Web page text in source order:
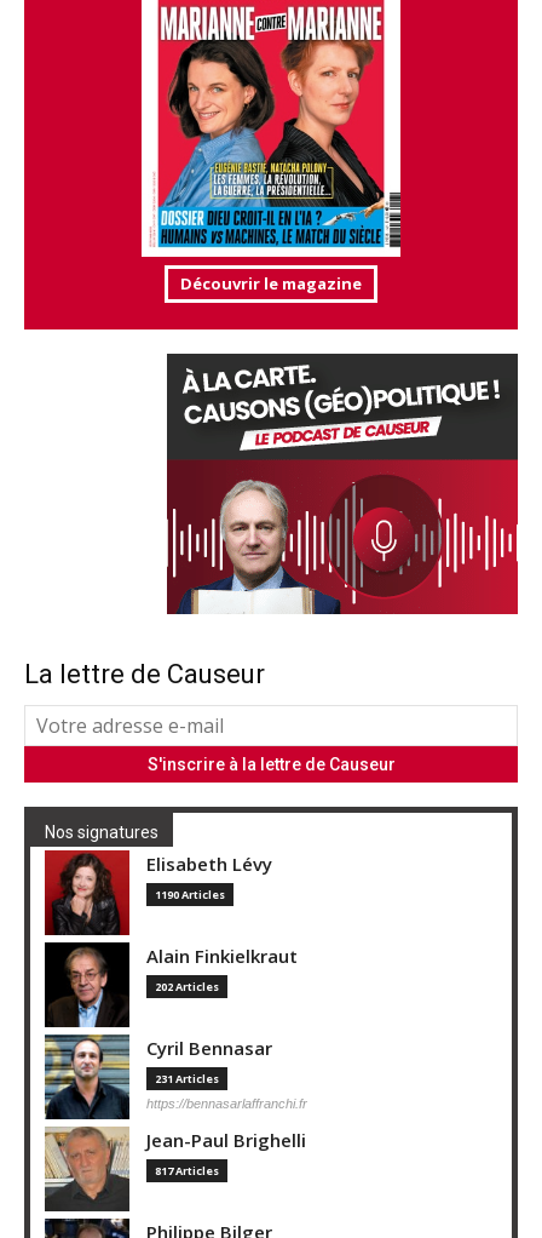
Découvrir le magazine
La lettre de Causeur
Nos signatures
Elisabeth Lévy
1190 Articles
Alain Finkielkraut
202 Articles
Cyril Bennasar
231 Articles
https://bennasarlaffranchi.fr
Jean-Paul Brighelli
817 Articles
Philippe Bilger